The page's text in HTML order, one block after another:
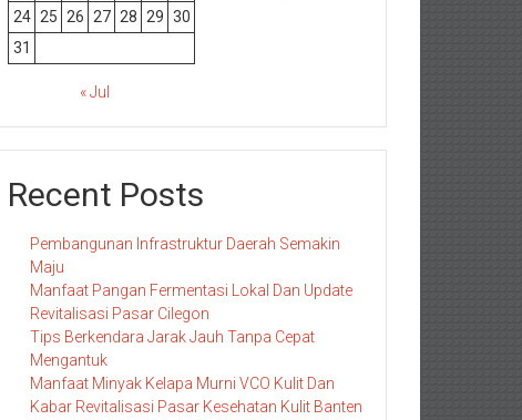
24 25 26 27 28 29 30
31
« Jul
Recent Posts
Pembangunan Infrastruktur Daerah Semakin
Maju
Manfaat Pangan Fermentasi Lokal Dan Update
Revitalisasi Pasar Cilegon
Tips Berkendara Jarak Jauh Tanpa Cepat
Mengantuk
Manfaat Minyak Kelapa Murni VCO Kulit Dan
Kabar Revitalisasi Pasar Kesehatan Kulit Banten